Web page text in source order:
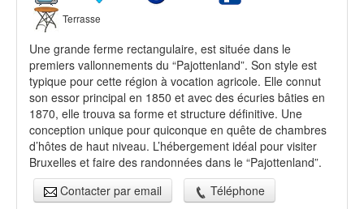
Terrasse
Une grande ferme rectangulaire, est située dans le
premiers vallonnements du “Pajottenland”. Son style est
typique pour cette région à vocation agricole. Elle connut
son essor principal en 1850 et avec des écuries bâties en
1870, elle trouva sa forme et structure définitive. Une
conception unique pour quiconque en quête de chambres
d’hôtes de haut niveau. L’hébergement idéal pour visiter
Bruxelles et faire des randonnées dans le “Pajottenland”.
Contacter par email
Téléphone